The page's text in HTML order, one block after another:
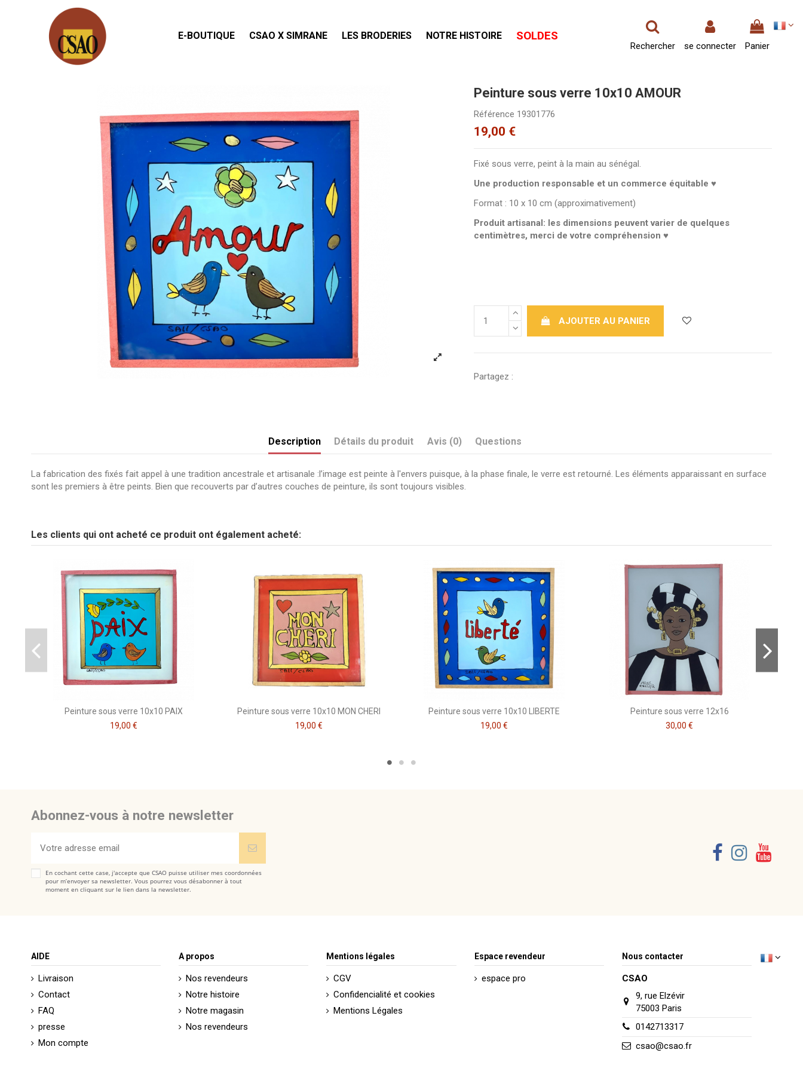
E-BOUTIQUE CSAO X SIMRANE LES BRODERIES NOTRE HISTOIRE SOLDES
Rechercher se connecter Panier
Déco
Peinture sous verre 10x10 AMOUR
Référence 19301776
19,00 €
Fixé sous verre, peint à la main au sénégal.
Une production responsable et un commerce équitable ♥
Format : 10 x 10 cm (approximativement)
Produit artisanal: les dimensions peuvent varier de quelques
centimètres, merci de votre compréhension ♥
AJOUTER AU PANIER
Partagez :
Description Détails du produit Avis (0) Questions
La fabrication des fixés fait appel à une tradition ancestrale et artisanale :l’image est peinte à l'envers puisque, à la phase finale, le verre est retourné. Les éléments apparaissant en surface
sont les premiers à être peints. Bien que recouverts par d’autres couches de peinture, ils sont toujours visibles.
Dimensions
CSAO
Soyez le premier à poser une question sur ce produit !
Consulter, révoquer ou modifier des données
Les clients qui ont acheté ce produit ont également acheté:
Peinture sous verre 10x10 PAIX
19,00 €
Peinture sous verre 10x10 MON CHERI
19,00 €
Peinture sous verre 10x10 LIBERTE
19,00 €
Peinture sous verre 12x16
30,00 €
Abonnez-vous à notre newsletter
En cochant cette case, j'accepte que CSAO puisse utiliser mes coordonnées
pour m’envoyer sa newsletter. Vous pourrez vous désabonner à tout
moment en cliquant sur le lien dans la newsletter.
AIDE
Livraison
Contact
FAQ
presse
Mon compte
A propos
Nos revendeurs
Notre histoire
Notre magasin
Nos revendeurs
Mentions légales
CGV
Confidencialité et cookies
Mentions Légales
Espace revendeur
espace pro
Nous contacter
CSAO
9, rue Elzévir
75003 Paris
0142713317
csao@csao.fr